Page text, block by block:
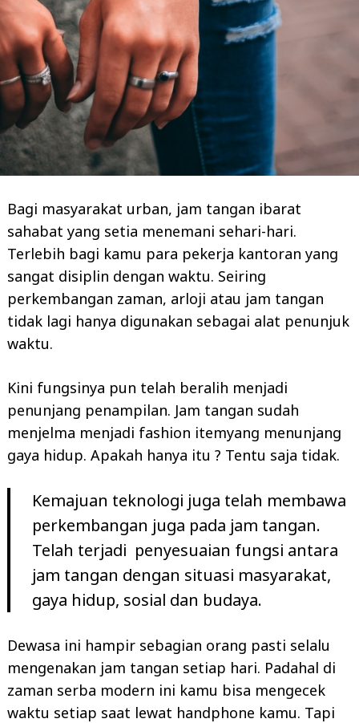
Bagi masyarakat urban, jam tangan ibarat
sahabat yang setia menemani sehari-hari.
Terlebih bagi kamu para pekerja kantoran yang
sangat disiplin dengan waktu. Seiring
perkembangan zaman, arloji atau jam tangan
tidak lagi hanya digunakan sebagai alat penunjuk
waktu.
Kini fungsinya pun telah beralih menjadi
penunjang penampilan. Jam tangan sudah
menjelma menjadi fashion itemyang menunjang
gaya hidup. Apakah hanya itu ? Tentu saja tidak.
Kemajuan teknologi juga telah membawa
perkembangan juga pada jam tangan.
Telah terjadi penyesuaian fungsi antara
jam tangan dengan situasi masyarakat,
gaya hidup, sosial dan budaya.
Dewasa ini hampir sebagian orang pasti selalu
mengenakan jam tangan setiap hari. Padahal di
zaman serba modern ini kamu bisa mengecek
waktu setiap saat lewat handphone kamu. Tapi